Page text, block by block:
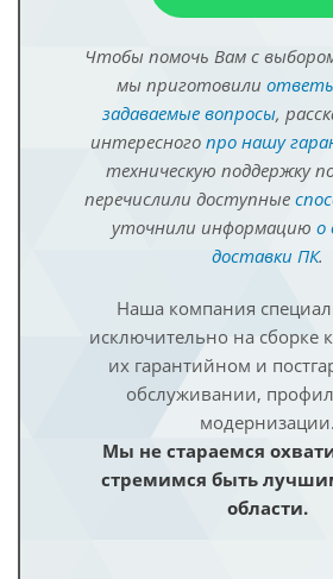
Чтобы помочь Вам с
мы приготовили
задаваемые вопросы,
интересного про нашу
техническую поддержку
перечислили доступные
уточнили информацию о
доставки ПК.
Наша компания
исключительно на сборке
их гарантийном и
обслуживании,
модернизации.
Мы не стараемся
стремимся быть
области.